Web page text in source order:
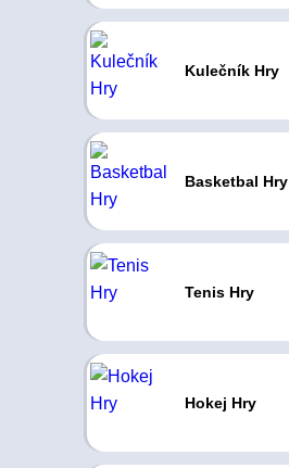
Kulečník Hry
Basketbal Hry
Tenis Hry
Hokej Hry